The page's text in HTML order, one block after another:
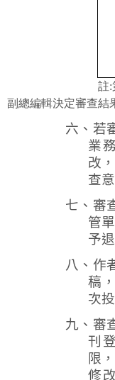
註:第三位審
副總編輯決定審查結
六、若
業
改
查
七、審
管
予
八、作
稿
次
九、審
刊
限
修